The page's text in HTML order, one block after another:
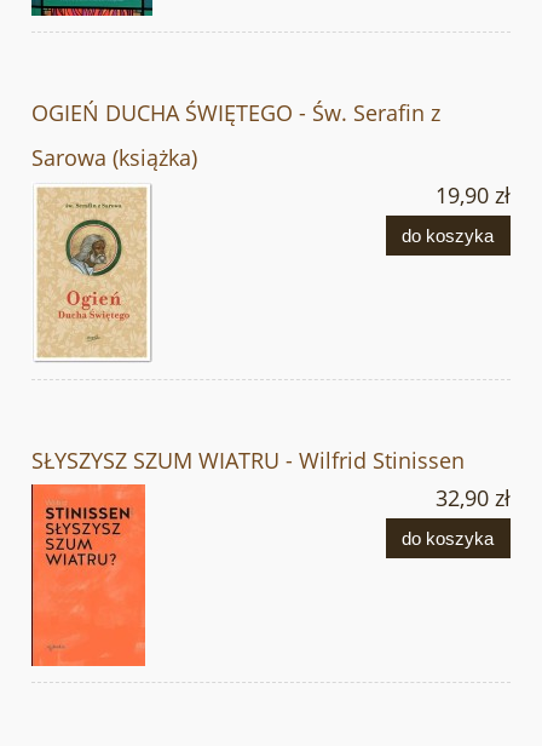
OGIEŃ DUCHA ŚWIĘTEGO - Św. Serafin z
Sarowa (książka)
19,90 zł
do koszyka
SŁYSZYSZ SZUM WIATRU - Wilfrid Stinissen
32,90 zł
do koszyka